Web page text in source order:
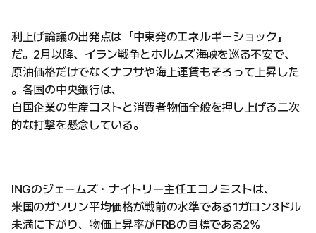
利上げ論議の出発点は「中東発のエネルギーショック」
だ。2月以降、イラン戦争とホルムズ海峡を巡る不安で、
原油価格だけでなくナフサや海上運賃もそろって上昇した
。各国の中央銀行は、
自国企業の生産コストと消費者物価全般を押し上げる二次
的な打撃を懸念している。
INGのジェームズ・ナイトリー主任エコノミストは、
米国のガソリン平均価格が戦前の水準である1ガロン3ドル
未満に下がり、物価上昇率がFRBの目標である2%